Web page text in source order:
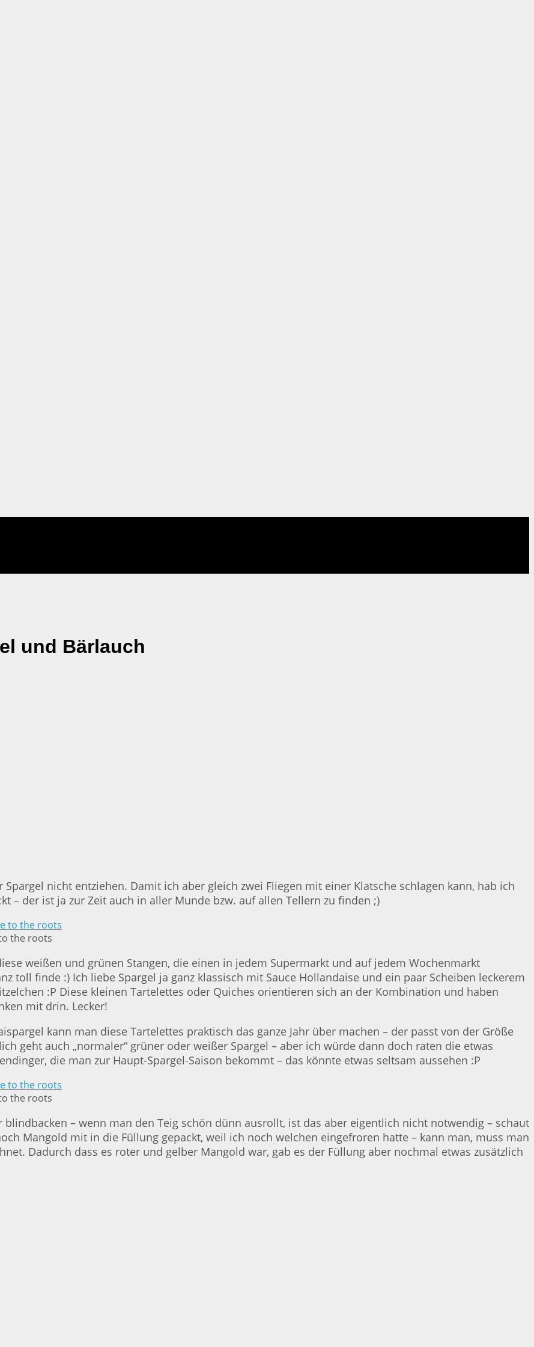
und Bärlauch
nicht entziehen. Damit ich aber gleich zwei Fliegen mit einer Klatsche schlagen kann, hab ich
– der ist ja zur Zeit auch in aller Munde bzw. auf allen Tellern zu finden ;)
the roots
weißen und grünen Stangen, die einen in jedem Supermarkt und auf jedem Wochenmarkt
toll finde :) Ich liebe Spargel ja ganz klassisch mit Sauce Hollandaise und ein paar Scheiben leckerem
:P Diese kleinen Tartelettes oder Quiches orientieren sich an der Kombination und haben
mit drin. Lecker!
kann man diese Tartelettes praktisch das ganze Jahr über machen – der passt von der Größe
geht auch „normaler“ grüner oder weißer Spargel – aber ich würde dann doch raten die etwas
die man zur Haupt-Spargel-Saison bekommt – das könnte etwas seltsam aussehen :P
the roots
– wenn man den Teig schön dünn ausrollt, ist das aber eigentlich nicht notwendig – schaut
Mangold mit in die Füllung gepackt, weil ich noch welchen eingefroren hatte – kann man, muss man
Dadurch dass es roter und gelber Mangold war, gab es der Füllung aber nochmal etwas zusätzlich